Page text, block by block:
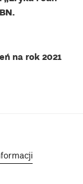
na rok 2021